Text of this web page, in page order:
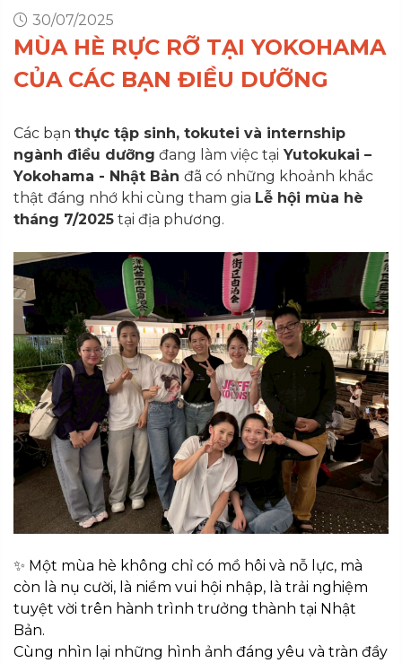
30/07/2025
MÙA HÈ RỰC RỠ TẠI YOKOHAMA
CỦA CÁC BẠN ĐIỀU DƯỠNG
Các bạn thực tập sinh, tokutei và internship
ngành điều dưỡng đang làm việc tại Yutokukai –
Yokohama - Nhật Bản đã có những khoảnh khắc
thật đáng nhớ khi cùng tham gia Lễ hội mùa hè
tháng 7/2025 tại địa phương.
✨ Một mùa hè không chỉ có mồ hôi và nỗ lực, mà
còn là nụ cười, là niềm vui hội nhập, là trải nghiệm
tuyệt vời trên hành trình trưởng thành tại Nhật
Bản.
Cùng nhìn lại những hình ảnh đáng yêu và tràn đầy